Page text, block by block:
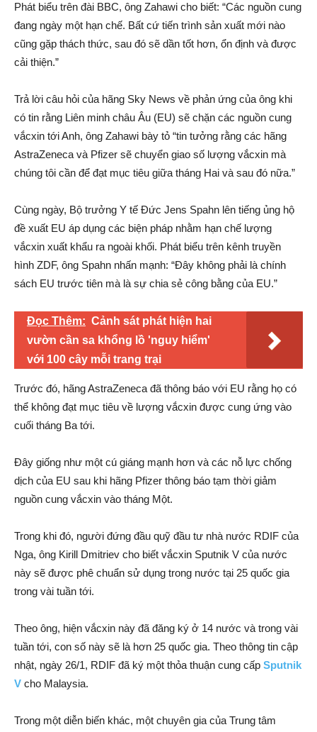
Phát biểu trên đài BBC, ông Zahawi cho biết: “Các nguồn cung
đang ngày một hạn chế. Bất cứ tiến trình sản xuất mới nào
cũng gặp thách thức, sau đó sẽ dần tốt hơn, ổn định và được
cải thiện.”
Trả lời câu hỏi của hãng Sky News về phản ứng của ông khi
có tin rằng Liên minh châu Âu (EU) sẽ chặn các nguồn cung
vắcxin tới Anh, ông Zahawi bày tỏ “tin tưởng rằng các hãng
AstraZeneca và Pfizer sẽ chuyển giao số lượng vắcxin mà
chúng tôi cần để đạt mục tiêu giữa tháng Hai và sau đó nữa.”
Cùng ngày, Bộ trưởng Y tế Đức Jens Spahn lên tiếng ủng hộ
đề xuất EU áp dụng các biện pháp nhằm hạn chế lượng
vắcxin xuất khẩu ra ngoài khối. Phát biểu trên kênh truyền
hình ZDF, ông Spahn nhấn mạnh: “Đây không phải là chính
sách EU trước tiên mà là sự chia sẻ công bằng của EU.”
Đọc Thêm: Cảnh sát phát hiện hai
vườn cần sa khổng lồ 'nguy hiểm'
với 100 cây mỗi trang trại
Trước đó, hãng AstraZeneca đã thông báo với EU rằng họ có
thể không đạt mục tiêu về lượng vắcxin được cung ứng vào
cuối tháng Ba tới.
Đây giống như một cú giáng mạnh hơn và các nỗ lực chống
dịch của EU sau khi hãng Pfizer thông báo tạm thời giảm
nguồn cung vắcxin vào tháng Một.
Trong khi đó, người đứng đầu quỹ đầu tư nhà nước RDIF của
Nga, ông Kirill Dmitriev cho biết vắcxin Sputnik V của nước
này sẽ được phê chuẩn sử dụng trong nước tại 25 quốc gia
trong vài tuần tới.
Theo ông, hiện vắcxin này đã đăng ký ở 14 nước và trong vài
tuần tới, con số này sẽ là hơn 25 quốc gia. Theo thông tin cập
nhật, ngày 26/1, RDIF đã ký một thỏa thuận cung cấp Sputnik
V cho Malaysia.
Trong một diễn biến khác, một chuyên gia của Trung tâm